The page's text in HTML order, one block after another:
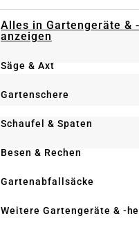
Alles in Gartengeräte &
anzeigen
Säge & Axt
Gartenschere
Schaufel & Spaten
Besen & Rechen
Gartenabfallsäcke
Weitere Gartengeräte & -